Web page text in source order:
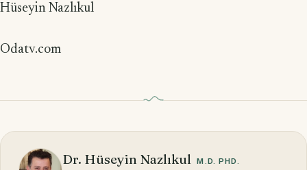
Hüseyin Nazlıkul
Odatv.com
Dr. Hüseyin Nazlıkul M.D. PHD.